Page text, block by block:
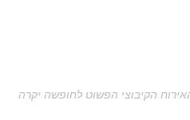
הקיבוצי הפשוט לחופשה יקרה